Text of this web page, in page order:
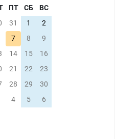
ПТ СБ
ВС
31 1
2
7 8
9
14 15
16
21 22
23
28 29
30
4 5 6